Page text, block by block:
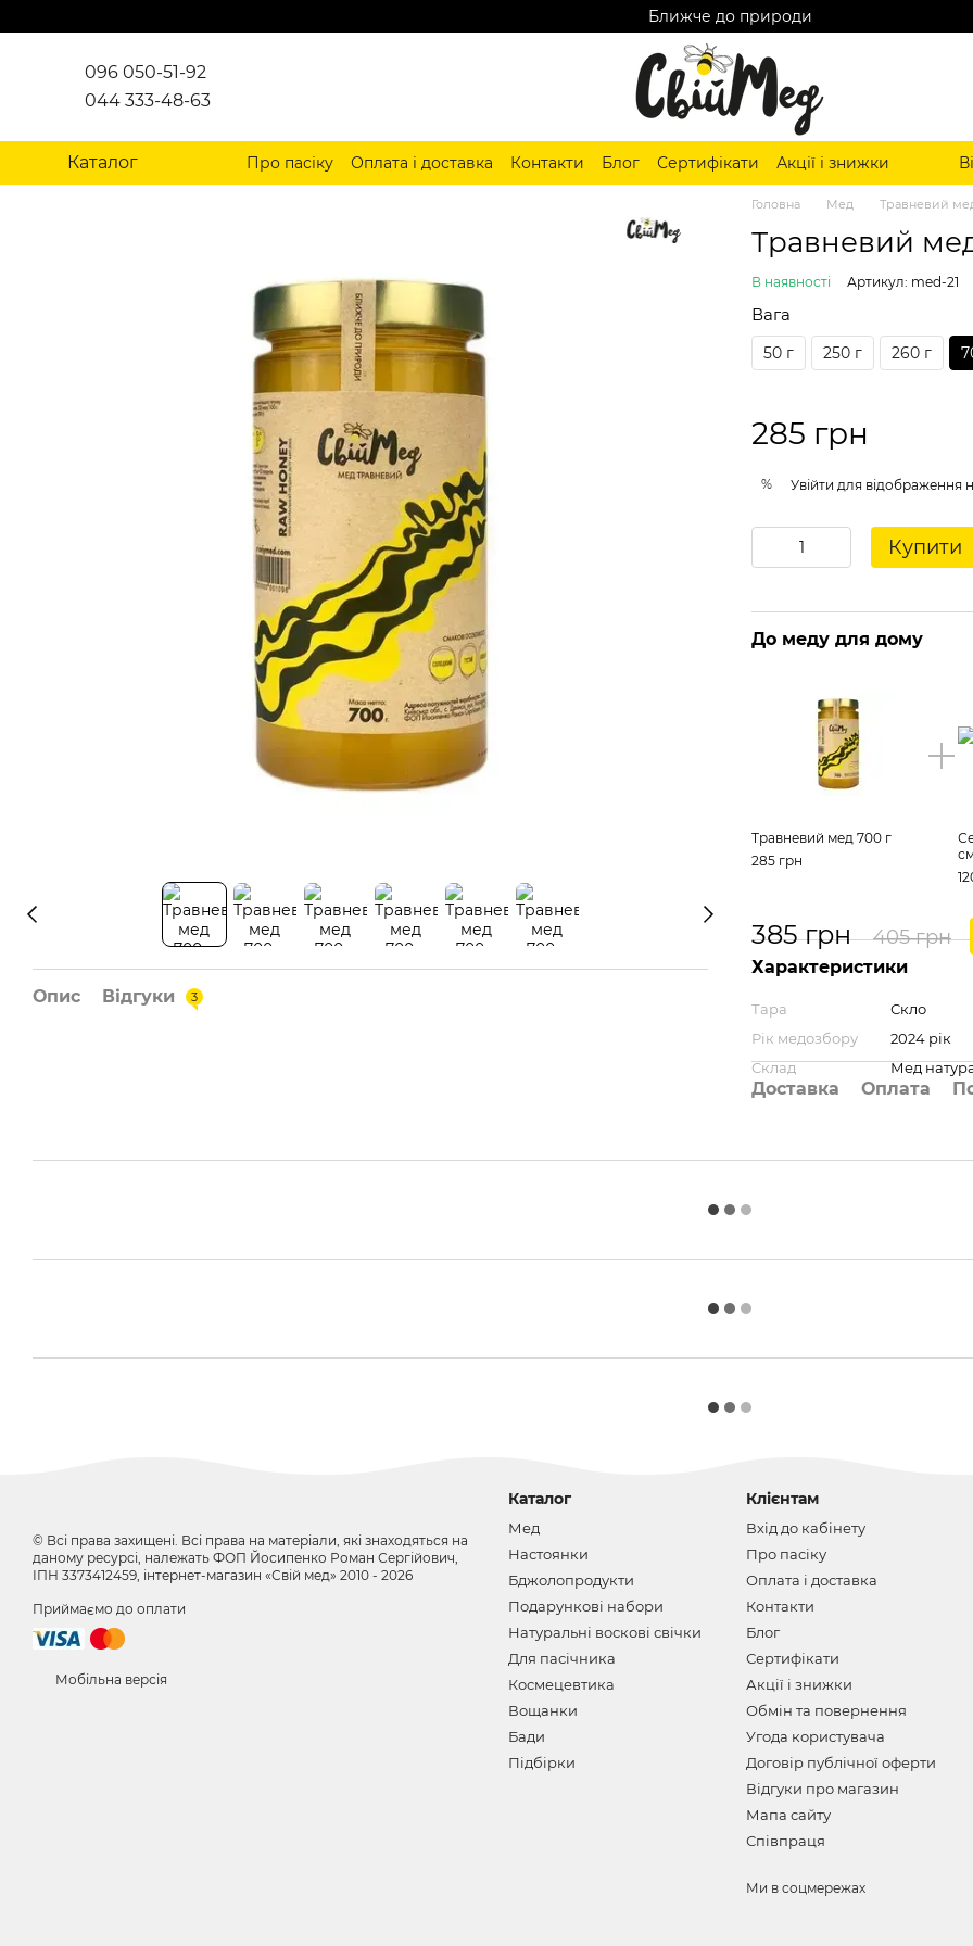
Ближче до природи
096 050-51-92
044 333-48-63
Каталог Про пасіку Оплата і доставка Контакти Блог Сертифікати Акції і знижки
Опис Відгуки 3
Головна Мед Травневий
Травневий
В наявності Артикул: med-21
Вага
50 г 250 г 260 г
285 грн
% Увійти для відображення
Купити
До меду для дому
Травневий мед 700 г
285 грн
385 грн 405 грн
Характеристики
Тара
Скло
Рік медозбору
2024 рік
Склад
Мед
Доставка Оплата
© Всі права захищені. Всі права на матеріали, які знаходяться на
даному ресурсі, належать ФОП Йосипенко Роман Сергійович,
ІПН 3373412459, інтернет-магазин «Свій мед» 2010 - 2026
Приймаємо до оплати
Мобільна версія
Каталог
Мед
Настоянки
Бджолопродукти
Подарункові набори
Натуральні воскові свічки
Для пасічника
Космецевтика
Вощанки
Бади
Підбірки
Клієнтам
Вхід до кабінету
Про пасіку
Оплата і доставка
Контакти
Блог
Сертифікати
Акції і знижки
Обмін та повернення
Угода користувача
Договір публічної оферти
Відгуки про магазин
Мапа сайту
Співпраця
Ми в соцмережах